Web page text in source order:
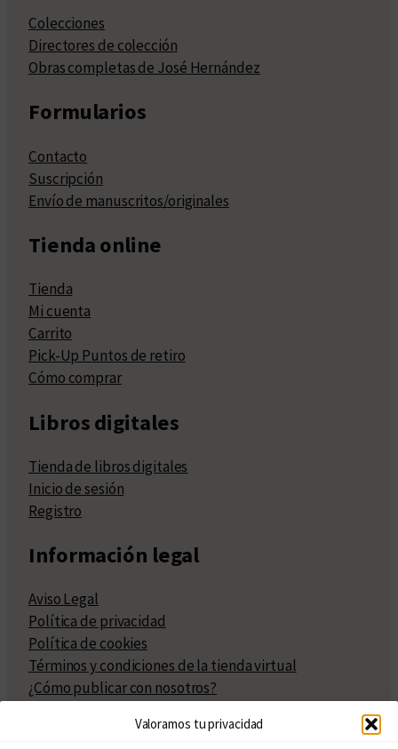
Valoramos tu privacidad
Colecciones
Directores de colección
Obras completas de José Hernández
Formularios
Contacto
Suscripción
Envío de manuscritos/originales
Tienda online
Tienda
Mi cuenta
Carrito
Pick-Up Puntos de retiro
Cómo comprar
Libros digitales
Tienda de libros digitales
Inicio de sesión
Registro
Información legal
Aviso Legal
Política de privacidad
Política de cookies
Términos y condiciones de la tienda virtual
¿Cómo publicar con nosotros?
Políticas de publicación